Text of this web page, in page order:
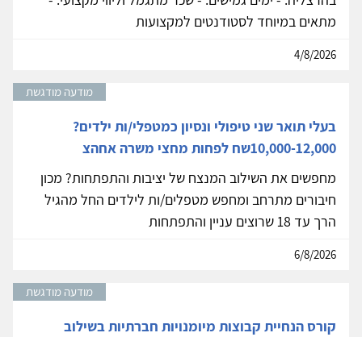
מתאים במיוחד לסטודנטים למקצועות
4/8/2026
מודעה מודגשת
בעלי תואר שני טיפולי ונסיון כמטפלי/ות ילדים?
10,000-12,000שח לפחות מחצי משרה אחהצ
מחפשים את השילוב המנצח של יציבות והתפתחות? מכון
חיבורים מתרחב ומחפש מטפלים/ות לילדים החל מהגיל
הרך עד 18 שרוצים עניין והתפתחות
6/8/2026
מודעה מודגשת
קורס הנחיית קבוצות מיומנויות חברתיות בשילוב